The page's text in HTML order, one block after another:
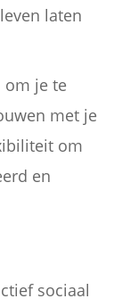
laten
om je te
met je
om
en
sociaal